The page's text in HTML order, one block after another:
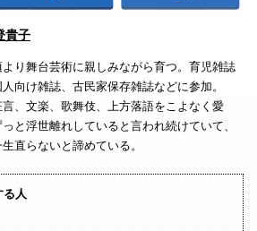
貴子
より舞台芸術に親しみながら育つ。育児雑誌
向け雑誌、古民家保存雑誌などに参加。
言、文楽、歌舞伎、上方落語をこよなく愛
と浮世離れしていると言われ続けていて、
直らないと諦めている。
る人